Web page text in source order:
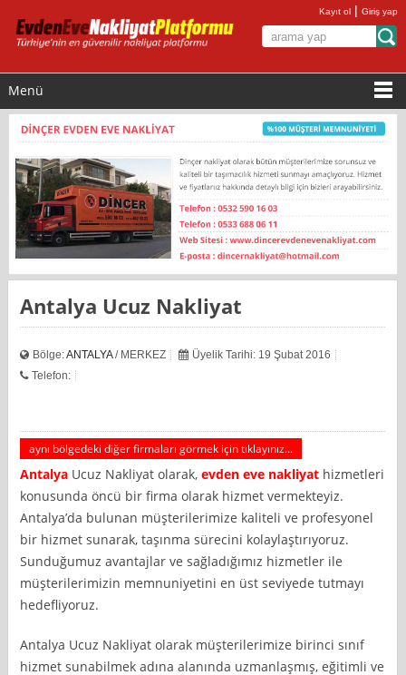
Kayıt ol |Giriş yap
Menü
Antalya Ucuz Nakliyat
Bölge:ANTALYA/ MERKEZ
Üyelik Tarihi: 19 Şubat 2016
Telefon:
aynı bölgedeki diğer firmaları görmek için tıklayınız...
Antalya Ucuz Nakliyat olarak,evden eve nakliyat hizmetleri
konusunda öncü bir firma olarak hizmet vermekteyiz.
Antalya’da bulunan müşterilerimize kaliteli ve profesyonel
bir hizmet sunarak, taşınma sürecini kolaylaştırıyoruz.
Sunduğumuz avantajlar ve sağladığımız hizmetler ile
müşterilerimizin memnuniyetini en üst seviyede tutmayı
hedefliyoruz.
Antalya Ucuz Nakliyat olarak müşterilerimize birinci sınıf
hizmet sunabilmek adına alanında uzmanlaşmış, eğitimli ve